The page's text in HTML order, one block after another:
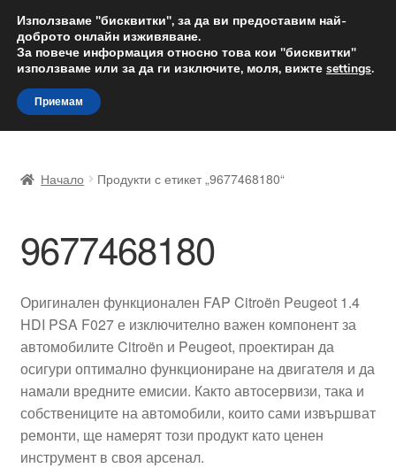
ДОСТАВКА от 12 лв.
Доставка по целия свят
Skip
to
navigation
Skip
to
content
Доставка по целия свят
Жалби
Количка
Контакт
Моята сметка
Начало Продукти с етикет „9677468180“
9677468180
Оригинален функционален FAP Citroën Peugeot 1.4
HDI PSA F027 е изключително важен компонент за
автомобилите Citroën и Peugeot, проектиран да
осигури оптимално функциониране на двигателя и да
намали вредните емисии. Както автосервизи, така и
собствениците на автомобили, които сами извършват
ремонти, ще намерят този продукт като ценен
инструмент в своя арсенал.
Използваме "бисквитки", за да ви предоставим най-
доброто онлайн изживяване.
За повече информация относно това кои "бисквитки"
използваме или за да ги изключите, моля, вижте settings.
Приемам